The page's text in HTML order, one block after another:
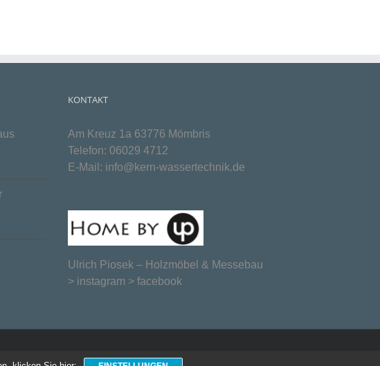
KONTAKT
Am Kreuz 1a 63776 Mömbris
Telefon:06029 4712
E-Mail: info@kern-wassertechnik.de
Ulrich Piosek – Holzmöbel & Messebau
> instagram >facebook